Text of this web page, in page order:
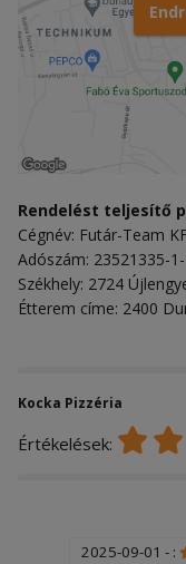
Rendelést teljesítő
Cégnév: Futár-Team
Adószám: 23521335-
Székhely: 2724
Étterem címe: 2400
Kocka Pizzéria
Értékelések:
2025-09-01 - :